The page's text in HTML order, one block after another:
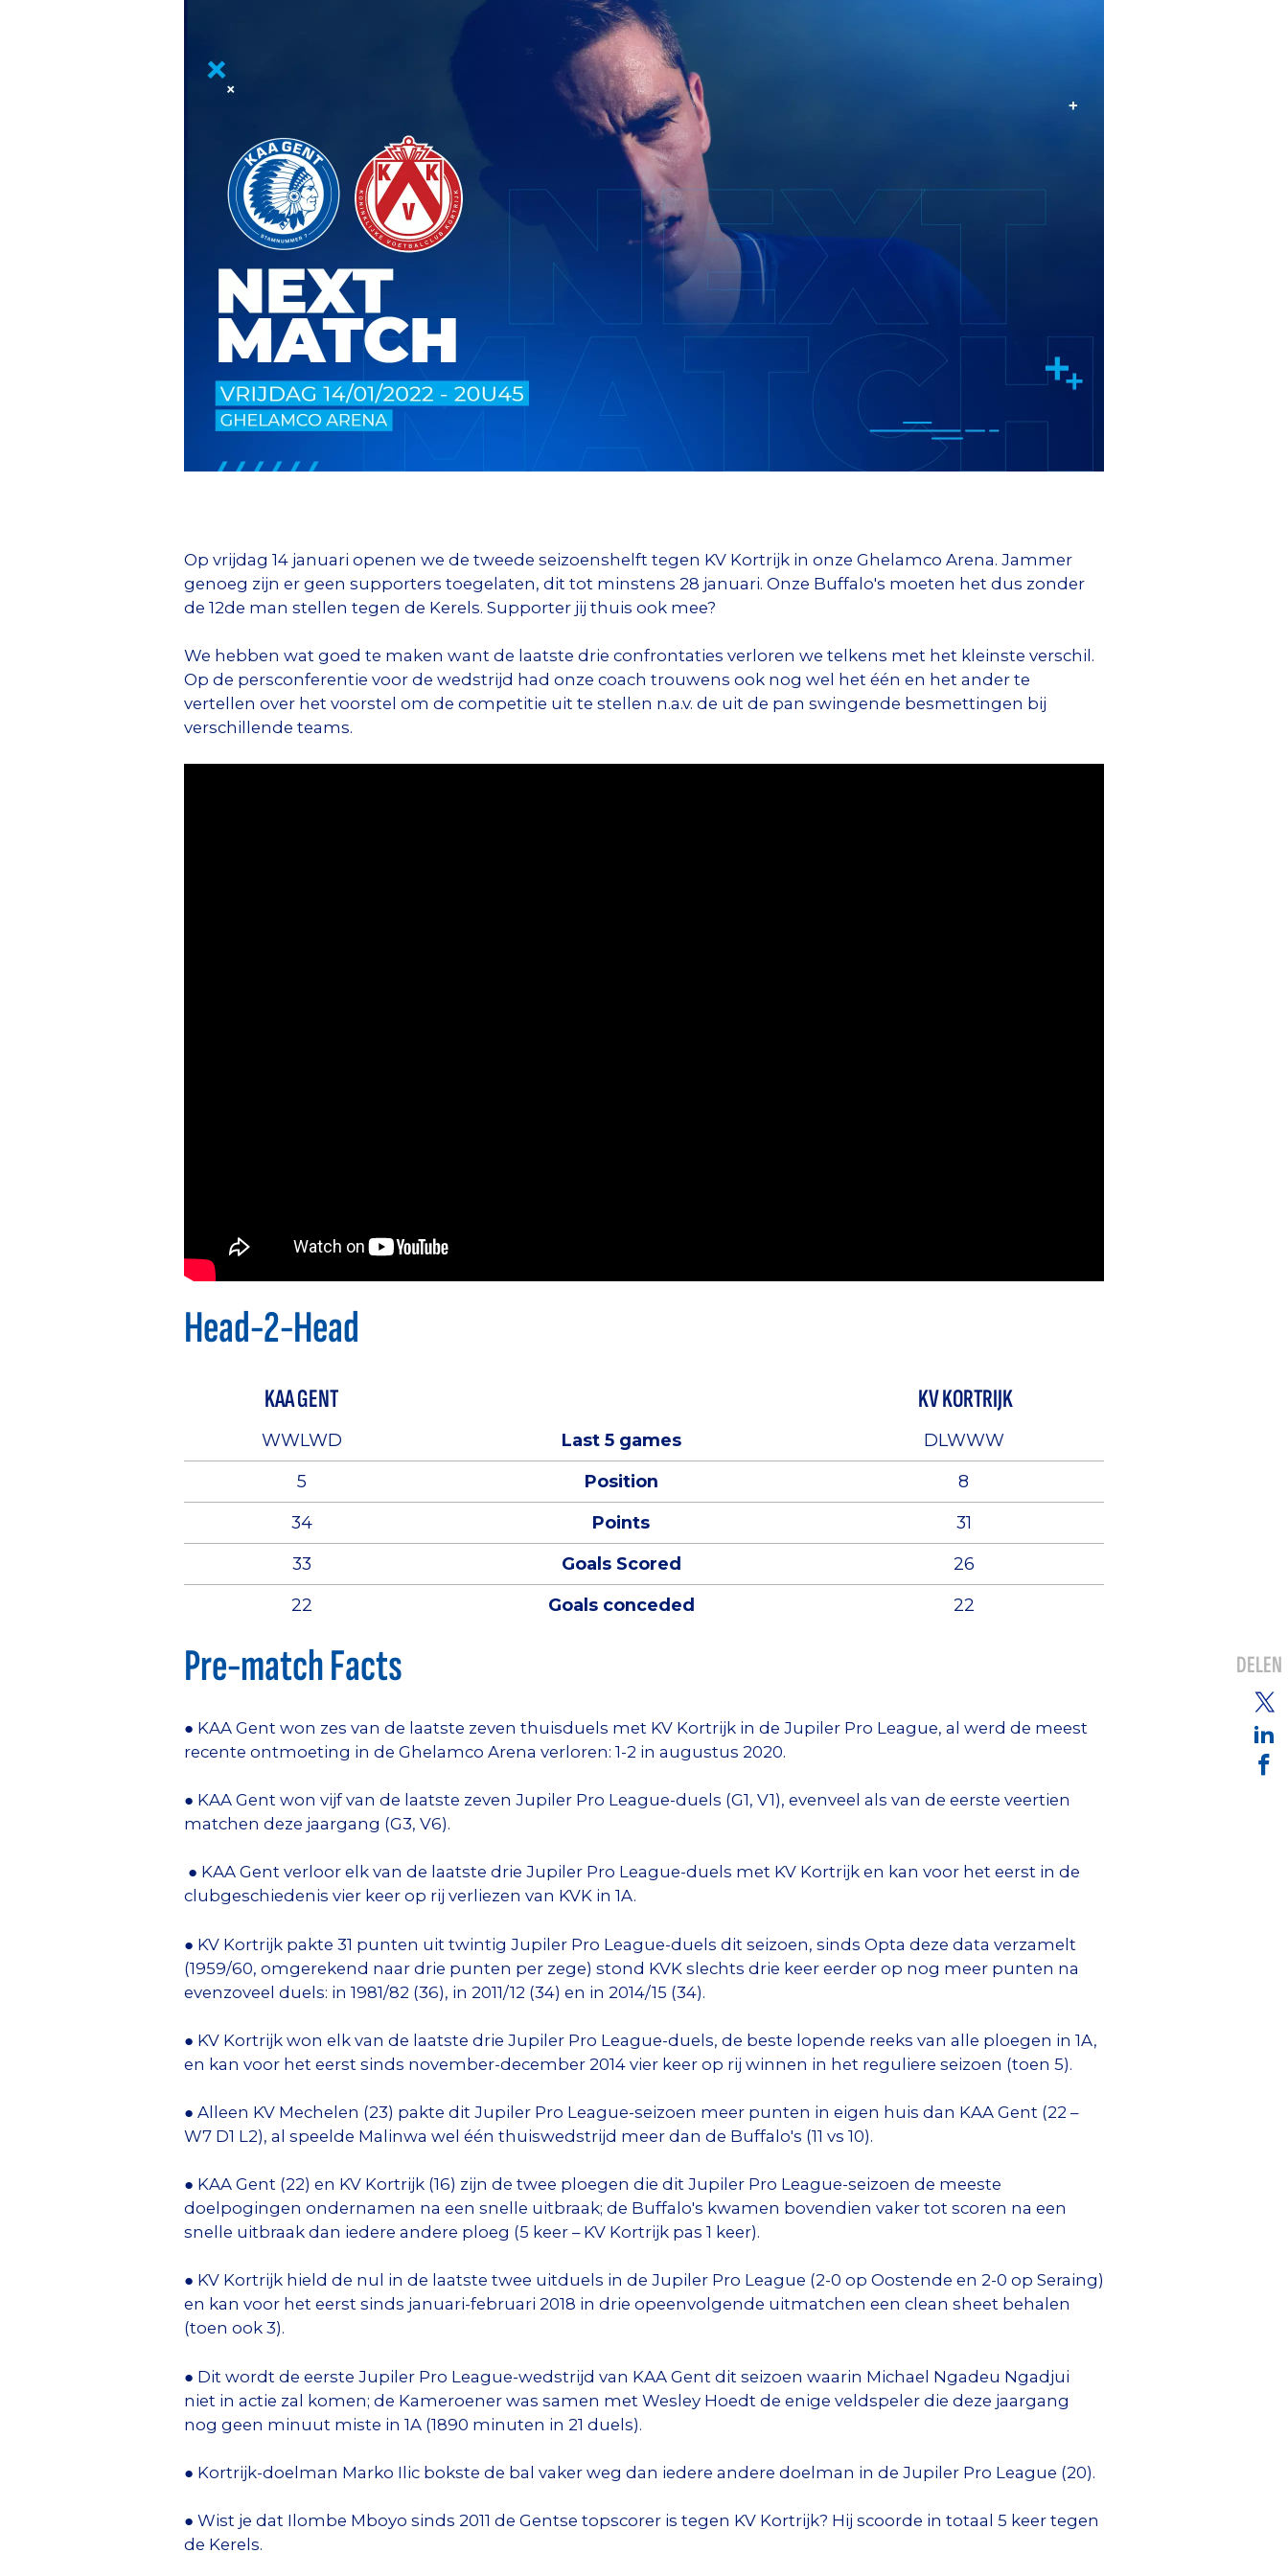
Op vrijdag 14 januari openen we de tweede seizoenshelft tegen KV Kortrijk in onze Ghelamco Arena. Jammer
genoeg zijn er geen supporters toegelaten, dit tot minstens 28 januari. Onze Buffalo's moeten het dus zonder
de 12de man stellen tegen de Kerels. Supporter jij thuis ook mee?
We hebben wat goed te maken want de laatste drie confrontaties verloren we telkens met het kleinste verschil.
Op de persconferentie voor de wedstrijd had onze coach trouwens ook nog wel het één en het ander te
vertellen over het voorstel om de competitie uit te stellen n.a.v. de uit de pan swingende besmettingen bij
verschillende teams.
Head-2-Head
KAA GENT KV KORTRIJK
WWLWD Last 5 games DLWWW
5 Position 8
34 Points 31
33 Goals Scored 26
22 Goals conceded 22
Pre-match Facts
● KAA Gent won zes van de laatste zeven thuisduels met KV Kortrijk in de Jupiler Pro League, al werd de meest
recente ontmoeting in de Ghelamco Arena verloren: 1-2 in augustus 2020.
● KAA Gent won vijf van de laatste zeven Jupiler Pro League-duels (G1, V1), evenveel als van de eerste veertien
matchen deze jaargang (G3, V6).
● KAA Gent verloor elk van de laatste drie Jupiler Pro League-duels met KV Kortrijk en kan voor het eerst in de
clubgeschiedenis vier keer op rij verliezen van KVK in 1A.
● KV Kortrijk pakte 31 punten uit twintig Jupiler Pro League-duels dit seizoen, sinds Opta deze data verzamelt
(1959/60, omgerekend naar drie punten per zege) stond KVK slechts drie keer eerder op nog meer punten na
evenzoveel duels: in 1981/82 (36), in 2011/12 (34) en in 2014/15 (34).
● KV Kortrijk won elk van de laatste drie Jupiler Pro League-duels, de beste lopende reeks van alle ploegen in 1A,
en kan voor het eerst sinds november-december 2014 vier keer op rij winnen in het reguliere seizoen (toen 5).
● Alleen KV Mechelen (23) pakte dit Jupiler Pro League-seizoen meer punten in eigen huis dan KAA Gent (22 –
W7 D1 L2), al speelde Malinwa wel één thuiswedstrijd meer dan de Buffalo's (11 vs 10).
● KAA Gent (22) en KV Kortrijk (16) zijn de twee ploegen die dit Jupiler Pro League-seizoen de meeste
doelpogingen ondernamen na een snelle uitbraak; de Buffalo's kwamen bovendien vaker tot scoren na een
snelle uitbraak dan iedere andere ploeg (5 keer – KV Kortrijk pas 1 keer).
● KV Kortrijk hield de nul in de laatste twee uitduels in de Jupiler Pro League (2-0 op Oostende en 2-0 op Seraing)
en kan voor het eerst sinds januari-februari 2018 in drie opeenvolgende uitmatchen een clean sheet behalen
(toen ook 3).
● Dit wordt de eerste Jupiler Pro League-wedstrijd van KAA Gent dit seizoen waarin Michael Ngadeu Ngadjui
niet in actie zal komen; de Kameroener was samen met Wesley Hoedt de enige veldspeler die deze jaargang
nog geen minuut miste in 1A (1890 minuten in 21 duels).
● Kortrijk-doelman Marko Ilic bokste de bal vaker weg dan iedere andere doelman in de Jupiler Pro League (20).
● Wist je dat Ilombe Mboyo sinds 2011 de Gentse topscorer is tegen KV Kortrijk? Hij scoorde in totaal 5 keer tegen
de Kerels.
DELEN